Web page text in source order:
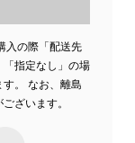
入の際「配送先
「指定なし」の場
。 なお、離島
ざいます。